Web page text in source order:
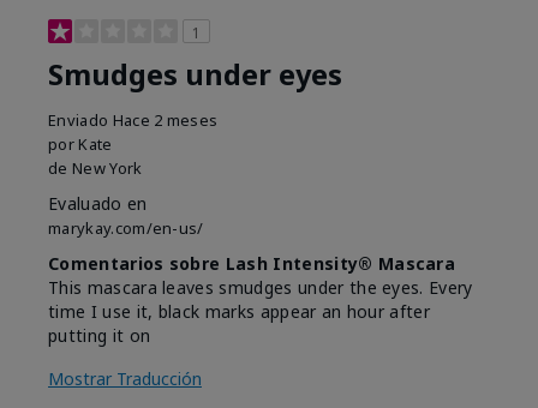
1
Smudges under eyes
Enviado Hace 2 meses
por Kate
de New York
Evaluado en
marykay.com/en-us/
Comentarios sobre Lash Intensity® Mascara
This mascara leaves smudges under the eyes. Every
time I use it, black marks appear an hour after
putting it on
Mostrar Traducción